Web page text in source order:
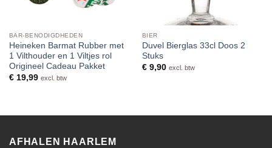
BAR-BENODIGDHEDEN
Heineken Barmat Rubber met
1 Vilthouder en 1 Viltjes rol
Origineel Cadeau Pakket
€19,99 excl. btw
BIER
Duvel Bierglas 33cl Doos 2
Stuks
€9,90 excl. btw
AFHALEN HAARLEM